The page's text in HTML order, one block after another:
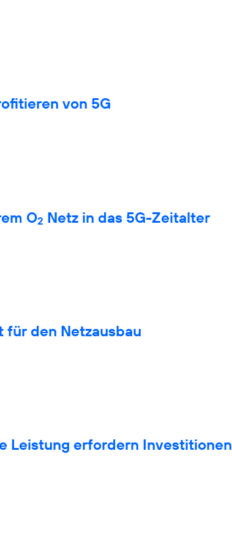
von 5G
O2 Netz in das 5G-Zeitalter
für den Netzausbau
Leistung erfordern Investitionen